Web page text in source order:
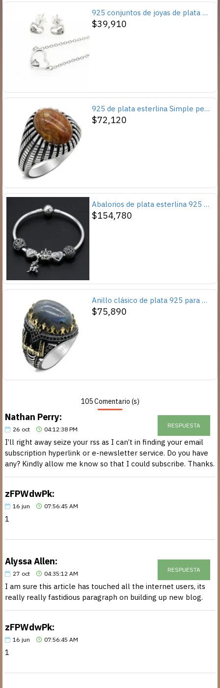
925 conjuntos de joyas de plata para 2019 conjunto de collares de corazón de amor para mujer regalo de joyería de boda
$39,910
925 de plata esterlina Simple personalidad Natural de ágata loco de piedra de los hombres y las mujeres anillos de tendencia Retro turco de los hombres anillos de boda
$72,120
Abalorios de plata esterlina 925 pura, abalorios de animales, elefante, hipopótamo, corazones, pulsera artesanal
$154,780
Anillo clásico de plata 925 para hombre con castillo de labradorita Natural, anillo de compromiso Retro Punk auspicioso de Turquía Constantinople
$75,890
105 Comentario (s)
Nathan Perry:
26 oct 04:12:38 PM
RESPUESTA
I’ll right away seize your rss as I can’t in finding your email
subscription hyperlink or e-newsletter service. Do you have
any? Kindly allow me know so that I could subscribe. Thanks.
zFPWdwPk:
16 jun 07:56:45 AM
1
Alyssa Allen:
27 oct 04:35:12 AM
RESPUESTA
I am sure this article has touched all the internet users, its
really really fastidious paragraph on building up new blog.
zFPWdwPk:
16 jun 07:56:45 AM
1